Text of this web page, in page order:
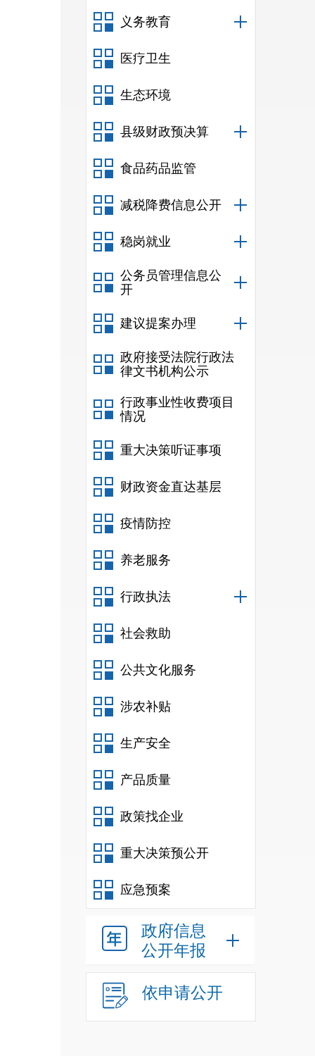
义务教育
医疗卫生
生态环境
县级财政预决算
食品药品监管
减税降费信息公开
稳岗就业
公务员管理信息公
开
建议提案办理
政府接受法院行政法
律文书机构公示
行政事业性收费项目
情况
重大决策听证事项
财政资金直达基层
疫情防控
养老服务
行政执法
社会救助
公共文化服务
涉农补贴
生产安全
产品质量
政策找企业
重大决策预公开
应急预案
政府信息
公开年报
依申请公开